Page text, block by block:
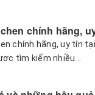
chính hãng,
chính hãng, uy tín
tìm kiếm nhiều...